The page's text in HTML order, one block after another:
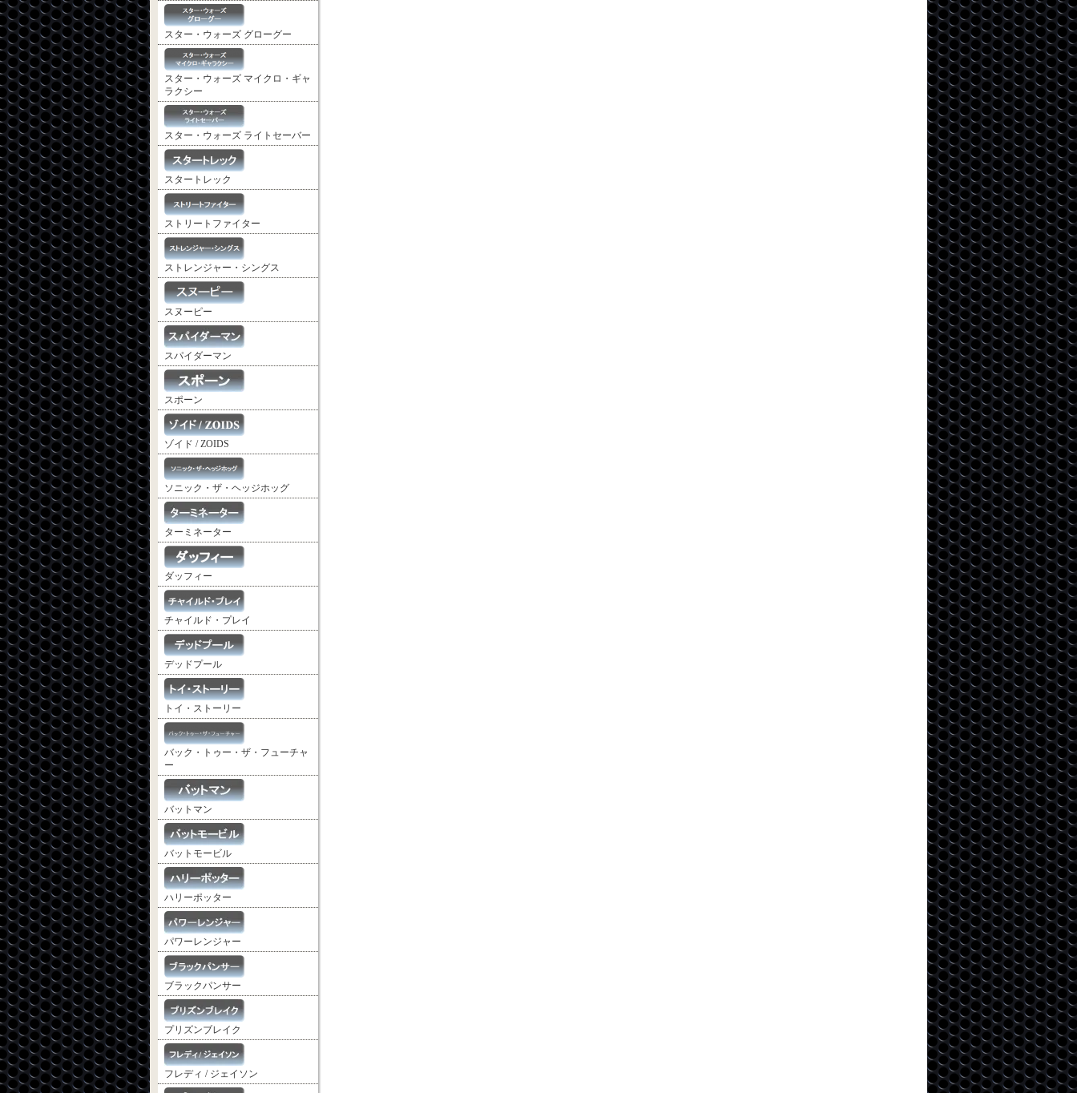
スター・ウォーズ グローグー
スター・ウォーズ マイクロ・ギャ
ラクシー
スター・ウォーズ ライトセーバー
スタートレック
ストリートファイター
ストレンジャー・シングス
スヌーピー
スパイダーマン
スポーン
ゾイド / ZOIDS
ソニック・ザ・ヘッジホッグ
ターミネーター
ダッフィー
チャイルド・プレイ
デッドプール
トイ・ストーリー
バック・トゥー・ザ・フューチャ
ー
バットマン
バットモービル
ハリーポッター
パワーレンジャー
ブラックパンサー
プリズンブレイク
フレディ / ジェイソン